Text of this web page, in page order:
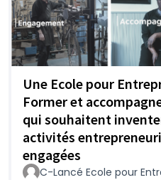
Une Ecole pour
Former et
qui souhaitent
activités
engagées
C-Lancé Ecole pour